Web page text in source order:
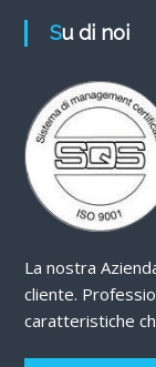
Su di noi
La nostra
cliente.
caratteristiche